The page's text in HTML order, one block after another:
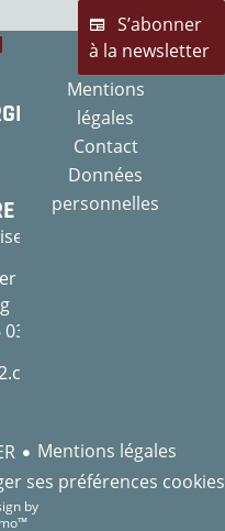
S’abonner
à la newsletter
Mentions
légales
Contact
Données
personnelles
Mentions légales
ses préférences cookies
by